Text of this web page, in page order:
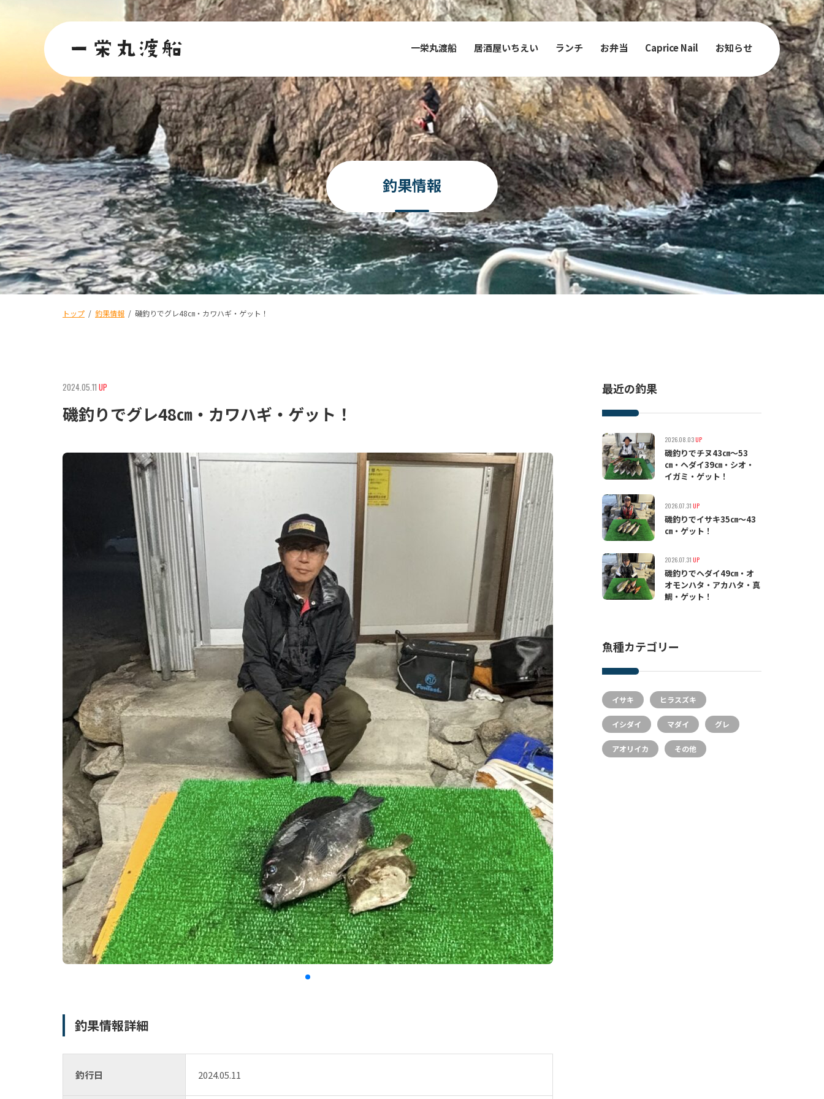
一栄丸渡船 居酒屋いちえい ランチ お弁当 Caprice Nail お知らせ
釣果情報
トップ / 釣果情報 / 磯釣りでグレ48㎝・カワハギ・ゲット！
2024.05.11 UP
磯釣りでグレ48㎝・カワハギ・ゲット！
釣果情報詳細
釣行日 2024.05.11
最近の釣果
2026.08.03UP
磯釣りでチヌ43㎝〜53
㎝・ヘダイ39㎝・シオ・
イガミ・ゲット！
2026.07.31 UP
磯釣りでイサキ35㎝〜43
㎝・ゲット！
2026.07.31 UP
磯釣りでヘダイ49㎝・オ
オモンハタ・アカハタ・真
鯛・ゲット！
魚種カテゴリー
イサキ ヒラスズキ
イシダイ マダイ グレ
アオリイカ その他